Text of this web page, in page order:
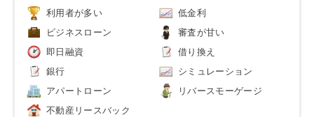
利用者が多い 低金利
ビジネスローン 審査が甘い
即日融資 借り換え
銀行 シミュレーション
アパートローン リバースモーゲージ
不動産リースバック